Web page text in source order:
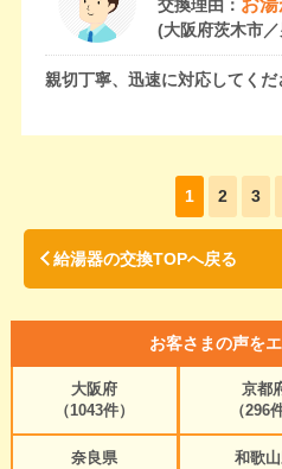
交換理由：
(大阪府茨木市
親切丁寧、迅速に対応してくだ
1 2 3
給湯器の交換TOPへ戻る
お客さまの声を
大阪府
（1043件）
京都
（296
奈良県
和歌